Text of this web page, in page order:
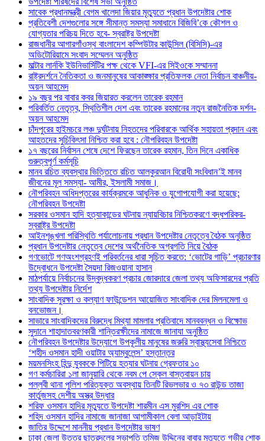
সাবেক প্রধানমন্ত্রী বেগম খালেদা জিয়ার মৃত্যুতে প্রধান উপদেষ্টার শোক
প্রতিবেশী দেশগুলোর সঙ্গে সীমান্ত সমস্যা সমাধানে বিজিবি’কে কৌশল ও
যোগ্যতার পরিচয় দিতে হবে- স্বরাষ্ট্র উপদেষ্টা
রাজধানীর আগারগাঁওস্থ বাংলাদেশ কম্পিউটার কাউন্সিল (বিসিসি)-এর
অডিটোরিয়ামে সংবাদ সম্মেলন অনুষ্ঠিত
মাল্টার লার্নকি ইউনিভার্সিটির পক্ষ থেকে VFI-এর সিইওকে সম্মাননা
রাষ্ট্রদর্শনে নৈতিকতা ও জনমানুষের আকাঙ্ক্ষার প্রতিফলক নেতা নির্বাচন বাঞ্চনীয়-
অয়ন আহমেদ
১৯ বছর পর বাবার কবর জিয়ারত করলেন তারেক রহমান
পরিবর্তিত নেতৃত্ব, স্থিতিশীল দেশ এবং তারেক রহমানের নতুন রাজনৈতিক দর্শন-
অয়ন আহমেদ
চাঁদপুরের হাইমচরে লঞ্চ দুর্ঘটনায় নিহতদের পরিবারকে আর্থিক সহায়তা প্রদান এবং
আহতদের সুচিকিৎসা নিশ্চিত করা হবে : নৌপরিবহন উপদেষ্টা
১৭ বছরের নির্বাসন শেষে দেশে ফিরছেন তারেক রহমান, তিন দিনে একাধিক
গুরুত্বপূর্ণ কর্মসূচি
মানব রচিত ব্যবস্থার ভিত্তিতে রচিত আলকুরআন বিরোধী সংবিধান’ই মানব
জীবনের মূল সমস্যা- আমীর, ইসলামী সমাজ।
নৌপরিবহন অধিদপ্তরের কার্যক্রমকে আধুনিক ও যুগোপযোগী করা হয়েছে:
নৌপরিবহন উপদেষ্টা
সরকার ওসমান হাদি হত্যাকান্ডের ঘটনায় ন্যায়বিচার নিশ্চিতকরণে বদ্ধপরিকর-
স্বরাষ্ট্র উপদেষ্টা
আইনশৃঙ্খলা পরিস্থিতি পর্যালোচনায় প্রধান উপদেষ্টার নেতৃত্বে বৈঠক অনুষ্ঠিত
প্রধান উপদেষ্টার নেতৃত্বে দেশের অর্থনৈতিক অগ্রগতি নিয়ে বৈঠক
গণভোটে গণঅংশগ্রহণই পরিবর্তনের ধারা সূচিত করতে: ‘ভোটের গাড়ি’ প্রচারণার
উদ্বোধনে উপদেষ্টা সৈয়দা রিজওয়ানা হাসান
মাঠপর্যায়ে নির্বাচনের উদ্বুদ্ধকরণ প্রচার জোরদারে জেলা তথ্য অফিসারদের প্রতি
তথ্য উপদেষ্টার নির্দেশ
সাংবাদিক সুরক্ষা ও কল্যাণ ফাউন্ডেশন আয়োজিত সাংবাদিক দের মিলনমেলা ও
বনভোজন।
সাভারে সাংবাদিকদের বিরুদ্ধে মিথ্যা মামলার প্রতিবাদে মানববন্ধন ও বিক্ষোভ
সুদানে শাহাদাতবরণকারী শান্তিরক্ষীদের নামাজে জানাযা অনুষ্ঠিত
নৌপরিবহন উপদেষ্টার উদ্যোগে উপকূলীয় মানুষের জরুরি স্বাস্থ্যসেবা নিশ্চিতে
‘শহীদ ওসমান হাদী ওয়াটার অ্যাম্বুলেন্স’ হস্তান্তর
ময়মনসিংহ হিন্দু যুবককে পিটিয়ে হত্যার ঘটনায় গ্রেফতার ১০
গণ কর্মচারিরা ১লা জানুয়ারি থেকে নবম পে স্কেল বাস্তবায়ন চায়
পল্লবী থানা পুলিশ পরিত্যক্ত অবস্থায় তিনটি রিভলভার ও ৭৩ রাউন্ড তাজা
কার্তুজসহ দেশীয় অস্ত্র উদ্ধার
শরিফ ওসমান হাদির মৃত্যুতে উপদেষ্টা শারমীন এস মুরশিদ এর শোক
শহিদ ওসমান হাদির নামাজে জানাজা আগামীকাল বেলা আড়াইটায়
জাতির উদ্দেশে মাননীয় প্রধান উপদেষ্টার ভাষণ
ঢাকা জেলা উত্তর ছাত্রদলের সভাপতি তমিজ উদ্দিনের বাবার মৃত্যুতে গভীর শোক